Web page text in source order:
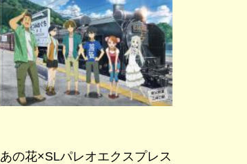
あの花×SLパレオエクスプレス